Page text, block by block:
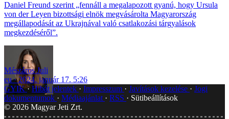
Daniel Freund szerint „fennáll a megalapozott gyanú, hogy Ursula
von der Leyen bizottsági elnök megvásárolta Magyarország
megállapodását az Ukrajnával való csatlakozási tárgyalások
megkezdéséről”.
Mészáros Juli
eu
2024. január 17. 5:26
GYIK Hibát jelentek Impresszum Javítások kezelése
Jogi
dokumentumok
Médiaajánlat RSS
Sütibeállítások
© 2026 Magyar Jeti Zrt.